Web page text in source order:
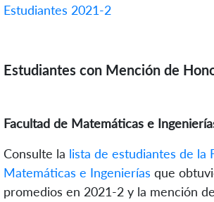
Estudiantes con Mención de
Facultad de Matemáticas e
Consulte la lista de estudiantes de la
Matemáticas e Ingenierías que
promedios en 2021-2 y la mención